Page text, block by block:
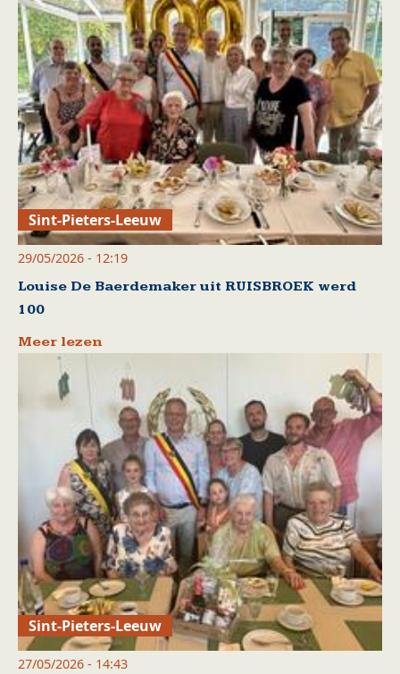
Sint-Pieters-Leeuw
29/05/2026 - 12:19
Louise De Baerdemaker uit RUISBROEK werd
100
Meer lezen
Sint-Pieters-Leeuw
27/05/2026 - 14:43